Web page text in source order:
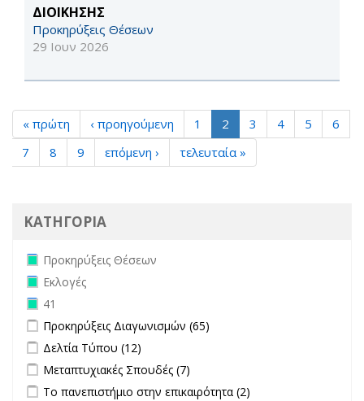
ΔΙΟΙΚΗΣΗΣ
Προκηρύξεις Θέσεων
29 Ιουν 2026
« πρώτη ‹ προηγούμενη 1 2 3 4 5
6
7
8 9 επόμενη › τελευταία »
ΚΑΤΗΓΟΡΙΑ
Remove Προκηρύξεις Θέσεων filter
Προκηρύξεις Θέσεων
Remove Εκλογές filter
Εκλογές
Remove 41 filter
41
Apply Προκηρύξεις Διαγωνισμών filter
Προκηρύξεις Διαγωνισμών (65)
Apply Δελτία Τύπου filter
Δελτία Τύπου (12)
Apply Μεταπτυχιακές Σπουδές filter
Μεταπτυχιακές Σπουδές (7)
Apply Το πανεπιστήμιο στην επικαιρότητα filter
Το πανεπιστήμιο στην επικαιρότητα (2)